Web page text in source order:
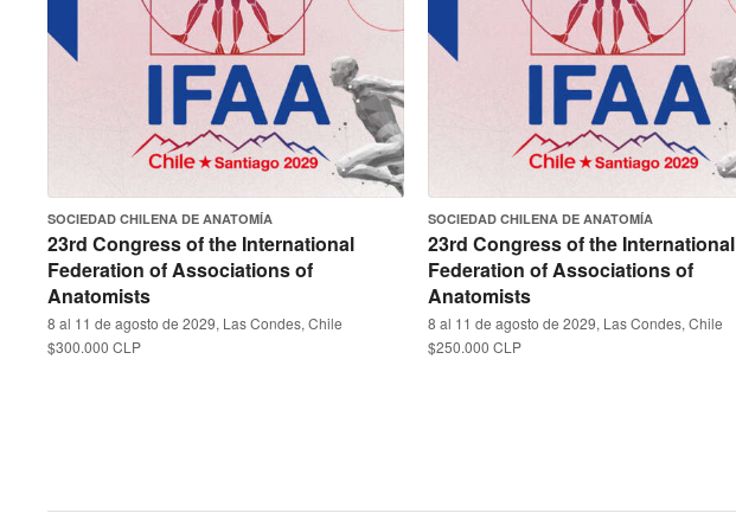
SOCIEDAD CHILENA DE ANATOMÍA
23rd Congress of the International
Federation of Associations of
Anatomists
8 al 11 de agosto de 2029, Las Condes, Chile
$300.000 CLP
SOCIEDAD CHILENA DE ANATOMÍA
23rd Congress of the International
Federation of Associations of
Anatomists
8 al 11 de agosto de 2029, Las Condes, Chile
$250.000 CLP